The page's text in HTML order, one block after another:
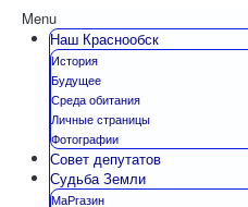
Menu
Наш Краснообск
История
Будущее
Среда обитания
Личные страницы
Фотографии
Совет депутатов
Судьба Земли
МаРгазин